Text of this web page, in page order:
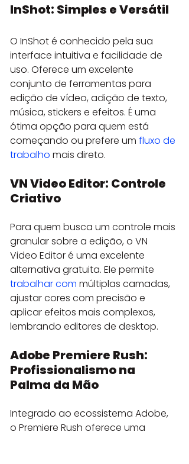
InShot: Simples e Versátil
O InShot é conhecido pela sua
interface intuitiva e facilidade de
uso. Oferece um excelente
conjunto de ferramentas para
edição de vídeo, adição de texto,
música, stickers e efeitos. É uma
ótima opção para quem está
começando ou prefere um fluxo de
trabalho mais direto.
VN Video Editor: Controle
Criativo
Para quem busca um controle mais
granular sobre a edição, o VN
Video Editor é uma excelente
alternativa gratuita. Ele permite
trabalhar com múltiplas camadas,
ajustar cores com precisão e
aplicar efeitos mais complexos,
lembrando editores de desktop.
Adobe Premiere Rush:
Profissionalismo na
Palma da Mão
Integrado ao ecossistema Adobe,
o Premiere Rush oferece uma